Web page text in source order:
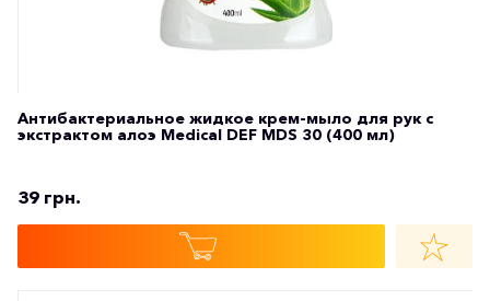
Антибактериальное жидкое крем-мыло для рук с
экстрактом алоэ Medical DEF MDS 30 (400 мл)
39 грн.